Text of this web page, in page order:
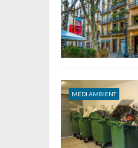
MEDI AMBIENT